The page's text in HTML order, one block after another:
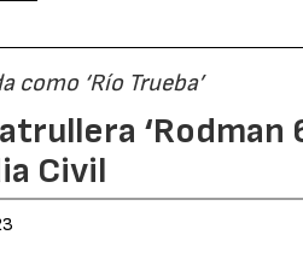
como ‘Río Trueba’
‘Rodman
Civil